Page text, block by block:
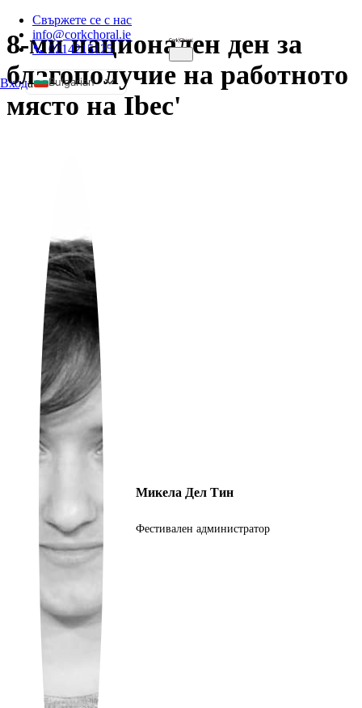
Свържете се с нас
info@corkchoral.ie
📞 0214215125
Входа
Bulgarian
English
Estonian
French
Hungarian
Italian
Polish
Portuguese
Ukrainian
8-ми национален ден за
благополучие на работното
място на Ibec'
Микела Дел Тин
Фестивален администратор